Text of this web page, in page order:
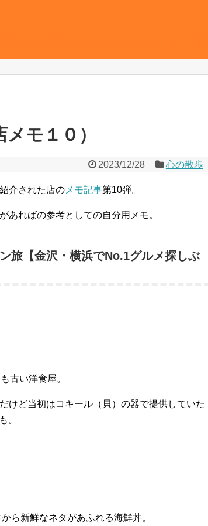
モ１０）
2023/12/28 心の散歩
介された店の メモ記事第10弾。
あればの参考としての自分用メモ。
旅【金沢・横浜でNo.1グルメ探しぶ
古い洋食屋。
けど当初はコキール（貝）の器で提供していた
。
ら新鮮なネタがあふれる海鮮丼。